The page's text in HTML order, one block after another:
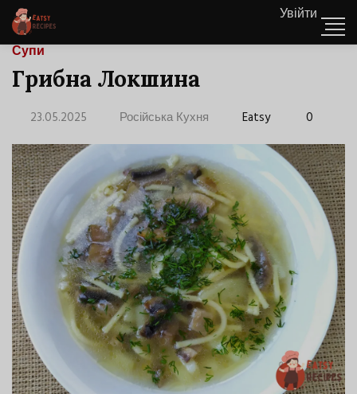
Увійти
Супи
Грибна Локшина
23.05.2025 Російська Кухня Eatsy 0